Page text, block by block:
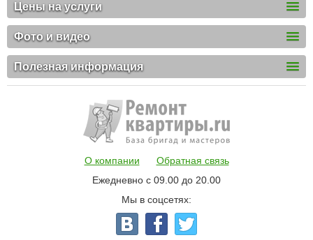
Цены на услуги
Фото и видео
Полезная информация
О компании
Обратная связь
Ежедневно с 09.00 до 20.00
Мы в соцсетях: